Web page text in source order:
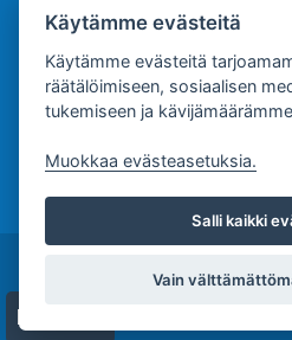
Suomen
Yhdistyksen
Copyright © Suomen
Evästeet
Käytämme evästeitä
Käytämme evästeitä
räätälöimiseen, sosiaalisen
tukemiseen ja
Muokkaa evästeasetuksia.
Salli kaikki
Vain